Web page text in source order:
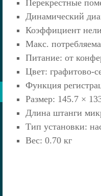
Перекрестные
Динамический
Коэффициент
Макс.
Питание: от
Цвет: графитово-
Функция
Размер: 145.7 ×
Длина штанги
Тип установки:
Вес: 0.70 кг